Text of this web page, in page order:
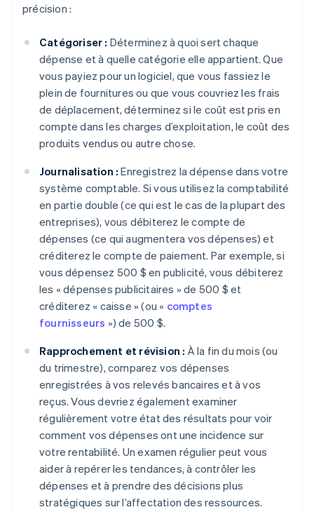
précision :
Catégoriser : Déterminez à quoi sert chaque
dépense et à quelle catégorie elle appartient. Que
vous payiez pour un logiciel, que vous fassiez le
plein de fournitures ou que vous couvriez les frais
de déplacement, déterminez si le coût est pris en
compte dans les charges d’exploitation, le coût des
produits vendus ou autre chose.
Journalisation : Enregistrez la dépense dans votre
système comptable. Si vous utilisez la comptabilité
en partie double (ce qui est le cas de la plupart des
entreprises), vous débiterez le compte de
dépenses (ce qui augmentera vos dépenses) et
créditerez le compte de paiement. Par exemple, si
vous dépensez 500 $ en publicité, vous débiterez
les « dépenses publicitaires » de 500 $ et
créditerez « caisse » (ou « comptes
fournisseurs ») de 500 $.
Rapprochement et révision : À la fin du mois (ou
du trimestre), comparez vos dépenses
enregistrées à vos relevés bancaires et à vos
reçus. Vous devriez également examiner
régulièrement votre état des résultats pour voir
comment vos dépenses ont une incidence sur
votre rentabilité. Un examen régulier peut vous
aider à repérer les tendances, à contrôler les
dépenses et à prendre des décisions plus
stratégiques sur l’affectation des ressources.